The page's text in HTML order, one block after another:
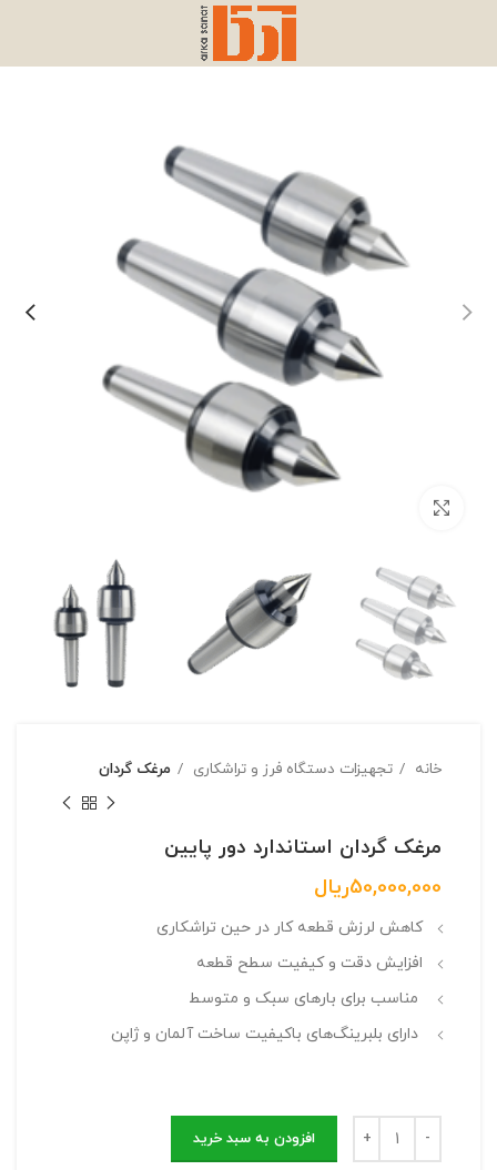
خانه تجهیزات دستگاه فرز و تراشکاری مرغک گردان
مرغک گردان استاندارد دور پایین
50,000,000ریال
کاهش لرزش قطعه کار در حین تراشکاری
افزایش دقت و کیفیت سطح قطعه
مناسب برای بارهای سبک و متوسط
دارای بلبرینگ‌های باکیفیت ساخت آلمان و ژاپن
افزودن به سبد خرید